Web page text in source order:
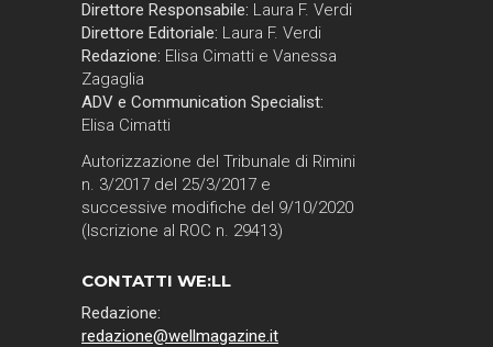
Direttore Responsabile: Laura F. Verdi
Direttore Editoriale: Laura F. Verdi
Redazione: Elisa Cimatti e Vanessa
Zagaglia
ADV e Communication Specialist:
Elisa Cimatti
Autorizzazione del Tribunale di Rimini
n. 3/2017 del 25/3/2017 e
successive modifiche del 9/10/2020
(Iscrizione al ROC n. 29413)
CONTATTI WE:LL
Redazione:
redazione@wellmagazine.it